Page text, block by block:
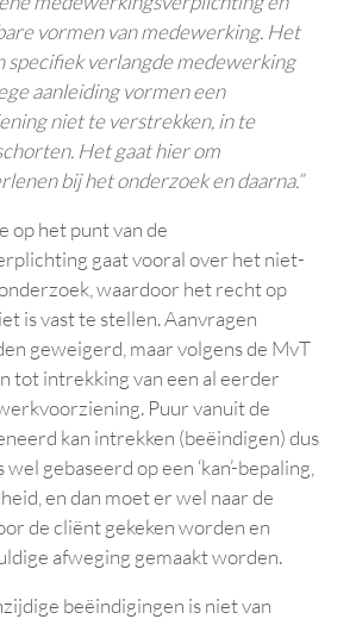
vormen van medewerking. Het
specifiek verlangde medewerking
aanleiding vormen een
niet te verstrekken, in te
Het gaat hier om
bij het onderzoek en daarna.”
op het punt van de
gaat vooral over het niet-
waardoor het recht op
is vast te stellen. Aanvragen
geweigerd, maar volgens de MvT
tot intrekking van een al eerder
Puur vanuit de
kan intrekken (beëindigen) dus
gebaseerd op een ‘kan’-bepaling,
en dan moet er wel naar de
de cliënt gekeken worden en
afweging gemaakt worden.
beëindigingen is niet van